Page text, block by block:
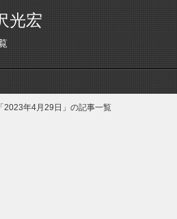
光宏
「2023年4月29日」の記事一覧